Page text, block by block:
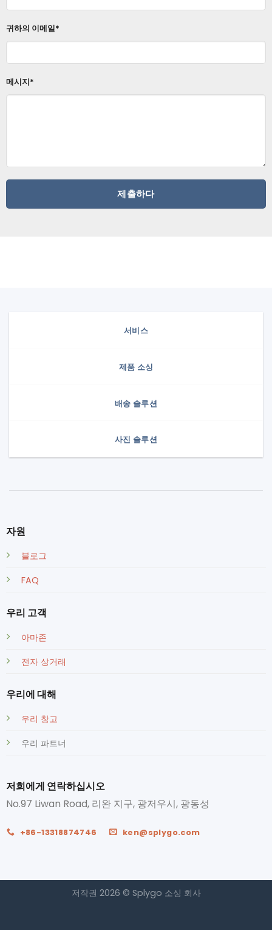
귀하의 이메일*
메시지*
서비스
제품 소싱
배송 솔루션
사진 솔루션
자원
블로그
FAQ
우리 고객
아마존
전자 상거래
우리에 대해
우리 창고
우리 파트너
저희에게 연락하십시오
No.97 Liwan Road, 리완 지구, 광저우시, 광동성
+86-13318874746 ken@splygo.com
저작권 2026 © Splygo 소싱 회사